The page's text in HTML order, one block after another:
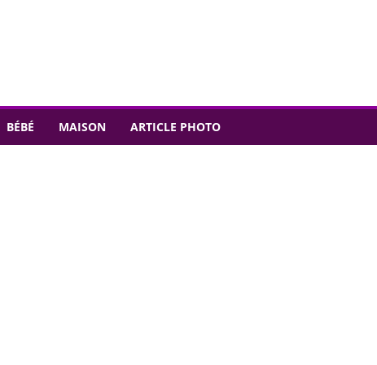
BÉBÉ MAISON ARTICLE PHOTO